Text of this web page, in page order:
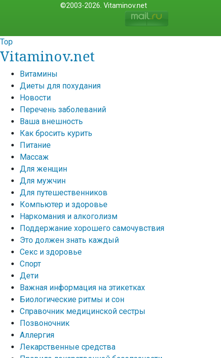
©2003-2026. Vitaminov.net
Top
Vitaminov.net
Витамины
Диеты для похудания
Новости
Перечень заболеваний
Ваша внешность
Как бросить курить
Питание
Массаж
Для женщин
Для мужчин
Для путешественников
Компьютер и здоровье
Наркомания и алкоголизм
Поддержание хорошего самочувствия
Это должен знать каждый
Секс и здоровье
Спорт
Дети
Важная информация на этикетках
Биологические ритмы и сон
Справочник медицинской сестры
Позвоночник
Аллергия
Лекарственные средства